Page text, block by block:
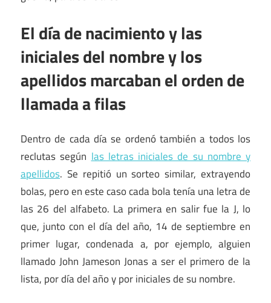
El día de nacimiento y las
iniciales del nombre y los
apellidos marcaban el orden de
llamada a filas
Dentro de cada día se ordenó también a todos los
reclutas segúnlas letras iniciales de su nombre y
apellidos. Se repitió un sorteo similar, extrayendo
bolas, pero en este caso cada bola tenía una letra de
las 26 del alfabeto. La primera en salir fue la J, lo
que, junto con el día del año, 14 de septiembre en
primer lugar, condenada a, por ejemplo, alguien
llamado John Jameson Jonas a ser el primero de la
lista, por día del año y por iniciales de su nombre.